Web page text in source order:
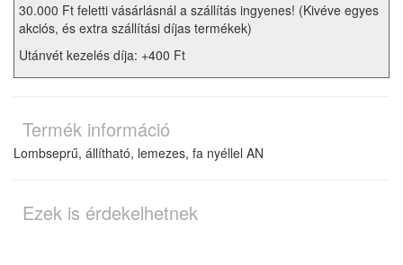
30.000 Ft feletti vásárlásnál a szállítás ingyenes! (Kivéve egyes
akciós, és extra szállítási díjas termékek)
Utánvét kezelés díja: +400 Ft
Termék információ
Lombseprű, állítható, lemezes, fa nyéllel AN
Ezek is érdekelhetnek